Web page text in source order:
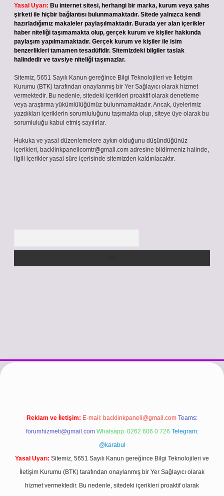
Yasal Uyarı: Bu internet sitesi, herhangi bir marka, kurum veya şahıs
şirketi ile hiçbir bağlantısı bulunmamaktadır. Sitede yalnızca kendi
hazırladığımız makaleler paylaşılmaktadır. Burada yer alan içerikler
haber niteliği taşımamakta olup, gerçek kurum ve kişiler hakkında
paylaşım yapılmamaktadır. Gerçek kurum ve kişiler ile isim
benzerlikleri tamamen tesadüfidir. Sitemizdeki bilgiler taslak
halindedir ve tavsiye niteliği taşımazlar.
Sitemiz, 5651 Sayılı Kanun gereğince Bilgi Teknolojileri ve İletişim
Kurumu (BTK) tarafından onaylanmış bir Yer Sağlayıcı olarak hizmet
vermektedir. Bu nedenle, sitedeki içerikleri proaktif olarak denetleme
veya araştırma yükümlülüğümüz bulunmamaktadır. Ancak, üyelerimiz
yazdıkları içeriklerin sorumluluğunu taşımakta olup, siteye üye olarak bu
sorumluluğu kabul etmiş sayılırlar.
Hukuka ve yasal düzenlemelere aykırı olduğunu düşündüğünüz
içerikleri, backlinkpanelicomtr@gmail.com adresine bildirmeniz halinde,
ilgili içerikler yasal süre içerisinde sitemizden kaldırılacaktır.
betci.cobetci girişhiltonbet güncel giriş
Reklam ve İletişim: E-mail: backlinkpaneli@gmail.com Teams:
forumhizmeti@gmail.com Whatsapp: 0262 606 0 726 Telegram:
@karabul
Yasal Uyarı: Sitemiz, 5651 Sayılı Kanun gereğince Bilgi Teknolojileri ve
İletişim Kurumu (BTK) tarafından onaylanmış bir Yer Sağlayıcı olarak
hizmet vermektedir. Bu nedenle, sitedeki içerikleri proaktif olarak